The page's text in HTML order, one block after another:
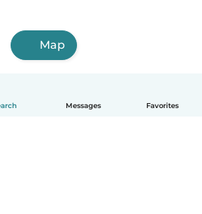
Messages Favorites
Map